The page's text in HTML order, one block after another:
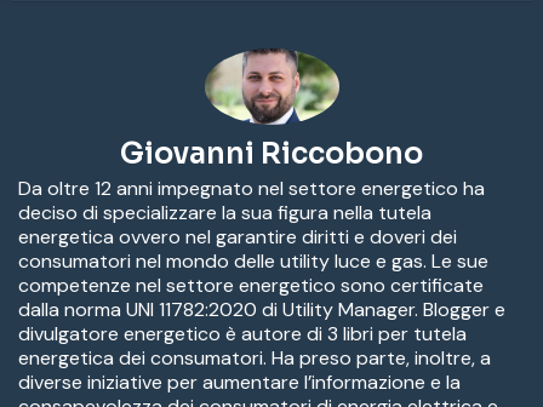
Giovanni Riccobono
Da oltre 12 anni impegnato nel settore energetico ha
deciso di specializzare la sua figura nella tutela
energetica ovvero nel garantire diritti e doveri dei
consumatori nel mondo delle utility luce e gas. Le sue
competenze nel settore energetico sono certificate
dalla norma UNI 11782:2020 di Utility Manager. Blogger e
divulgatore energetico è autore di 3 libri per tutela
energetica dei consumatori. Ha preso parte, inoltre, a
diverse iniziative per aumentare l’informazione e la